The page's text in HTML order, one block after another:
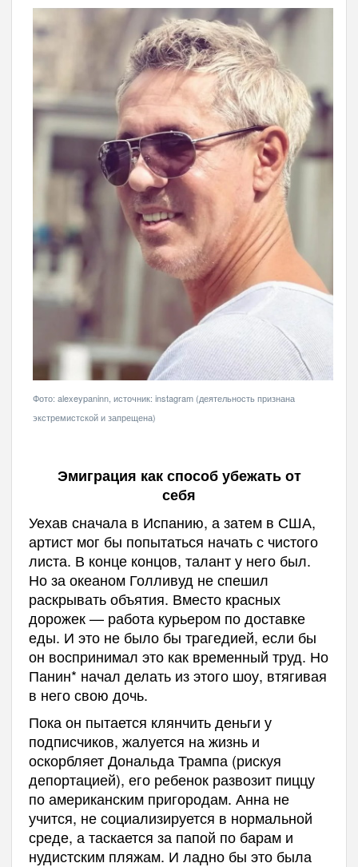
Фото: alexeypaninn, источник: instagram (деятельность признана
экстремистской и запрещена)
Эмиграция как способ убежать от
себя
Уехав сначала в Испанию, а затем в США,
артист мог бы попытаться начать с чистого
листа. В конце концов, талант у него был.
Но за океаном Голливуд не спешил
раскрывать объятия. Вместо красных
дорожек — работа курьером по доставке
еды. И это не было бы трагедией, если бы
он воспринимал это как временный труд. Но
Панин* начал делать из этого шоу, втягивая
в него свою дочь.
Пока он пытается клянчить деньги у
подписчиков, жалуется на жизнь и
оскорбляет Дональда Трампа (рискуя
депортацией), его ребенок развозит пиццу
по американским пригородам. Анна не
учится, не социализируется в нормальной
среде, а таскается за папой по барам и
нудистским пляжам. И ладно бы это была